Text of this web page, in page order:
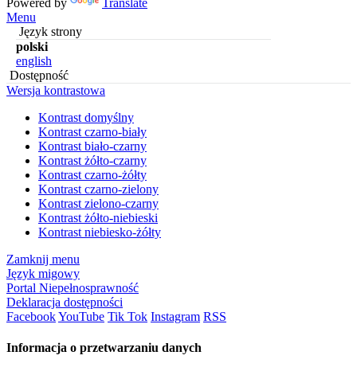
Menu
Język strony
polski
english
Dostępność
Wersja kontrastowa
Kontrast domyślny
Kontrast czarno-biały
Kontrast biało-czarny
Kontrast żółto-czarny
Kontrast czarno-żółty
Kontrast czarno-zielony
Kontrast zielono-czarny
Kontrast żółto-niebieski
Kontrast niebiesko-żółty
Zamknij menu
Język migowy
Portal Niepełnosprawność
Deklaracja dostępności
FacebookYouTube Tik Tok Instagram RSS
Informacja o przetwarzaniu danych